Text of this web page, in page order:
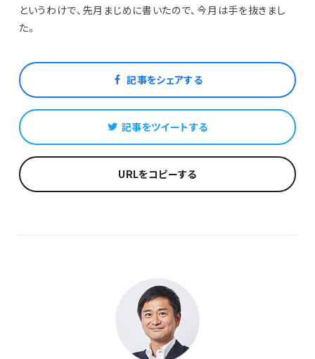
というわけで、先月まじめに書いたので、今月は手を抜きまし
た。
記事をシェアする
記事をツイートする
URLをコピーする